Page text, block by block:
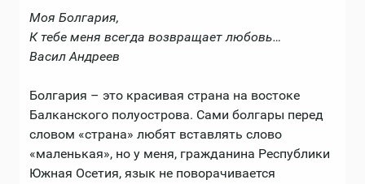
Моя Болгария,
К тебе меня всегда возвращает любовь…
Васил Андреев
Болгария – это красивая страна на востоке
Балканского полуострова. Сами болгары перед
словом «страна» любят вставлять слово
«маленькая», но у меня, гражданина Республики
Южная Осетия, язык не поворачивается